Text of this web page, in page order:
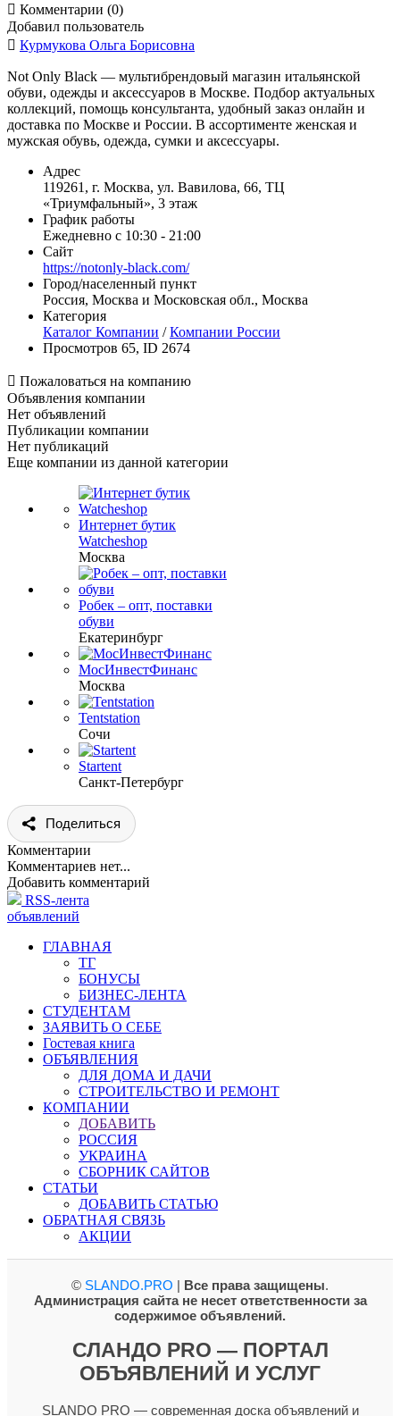
 Комментарии (0)
Добавил пользователь
 Курмукова Ольга Борисовна
Not Only Black — мультибрендовый магазин итальянской
обуви, одежды и аксессуаров в Москве. Подбор актуальных
коллекций, помощь консультанта, удобный заказ онлайн и
доставка по Москве и России. В ассортименте женская и
мужская обувь, одежда, сумки и аксессуары.
Адрес
119261, г. Москва, ул. Вавилова, 66, ТЦ
«Триумфальный», 3 этаж
График работы
Ежедневно с 10:30 - 21:00
Сайт
https://notonly-black.com/
Город/населенный пункт
Россия, Москва и Московская обл., Москва
Категория
Каталог Компании /Компании России
Просмотров 65, ID 2674
 Пожаловаться на компанию
Объявления компании
Нет объявлений
Публикации компании
Нет публикаций
Еще компании из данной категории
Интернет бутик
Watcheshop
Москва
Робек – опт, поставки
обуви
Екатеринбург
МосИнвестФинанс
Москва
Tentstation
Сочи
Startent
Санкт-Петербург
Поделиться
Комментарии
Комментариев нет...
Добавить комментарий
RSS-лента
объявлений
ГЛАВНАЯ
ТГ
БОНУСЫ
БИЗНЕС-ЛЕНТА
СТУДЕНТАМ
ЗАЯВИТЬ О СЕБЕ
Гостевая книга
ОБЪЯВЛЕНИЯ
ДЛЯ ДОМА И ДАЧИ
СТРОИТЕЛЬСТВО И РЕМОНТ
КОМПАНИИ
ДОБАВИТЬ
РОССИЯ
УКРАИНА
СБОРНИК САЙТОВ
СТАТЬИ
ДОБАВИТЬ СТАТЬЮ
ОБРАТНАЯ СВЯЗЬ
АКЦИИ
© SLANDO.PRO | Все права защищены.
Администрация сайта не несет ответственности за
содержимое объявлений.
СЛАНДО PRO — ПОРТАЛ
ОБЪЯВЛЕНИЙ И УСЛУГ
SLANDO PRO — современная доска объявлений и